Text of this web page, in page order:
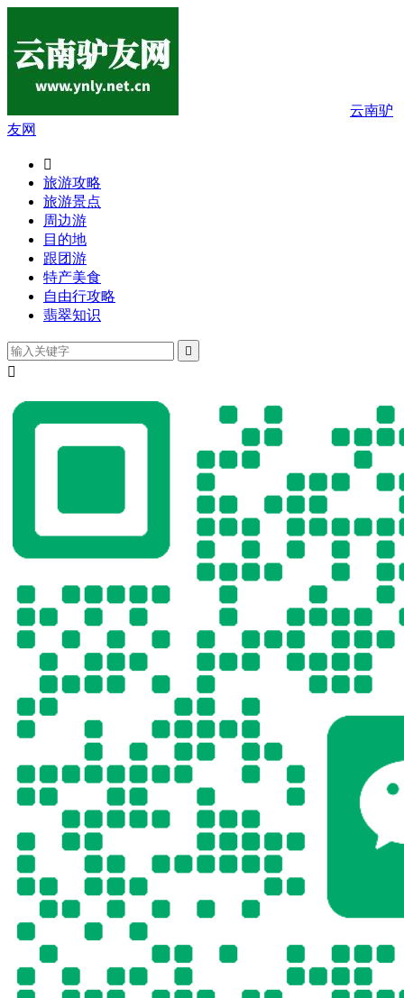
云南驴
友网

旅游攻略
旅游景点
周边游
目的地
跟团游
特产美食
自由行攻略
翡翠知识

